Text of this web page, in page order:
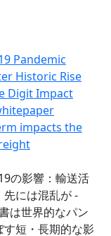
Pandemic
Historic Rise
Digit Impact
impacts the
の影響：輸送活
には混乱が -
は世界的なパン
短・長期的な影